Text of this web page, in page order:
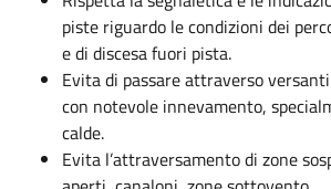
piste riguardo le condizioni dei
e di discesa fuori pista.
Evita di passare attraverso
con notevole innevamento,
calde.
Evita l’attraversamento di zone